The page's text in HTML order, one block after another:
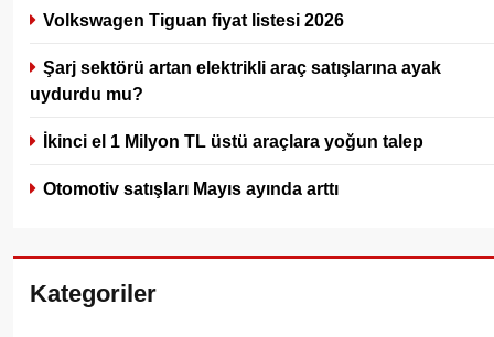
Volkswagen Tiguan fiyat listesi 2026
Şarj sektörü artan elektrikli araç satışlarına ayak
uydurdu mu?
İkinci el 1 Milyon TL üstü araçlara yoğun talep
Otomotiv satışları Mayıs ayında arttı
Kategoriler